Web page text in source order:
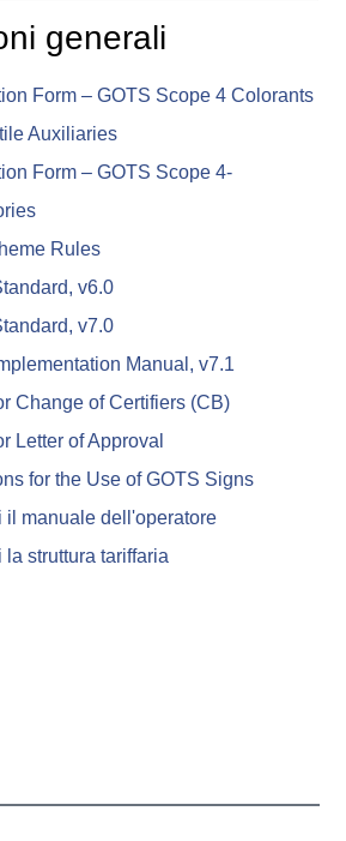
generali
Form – GOTS Scope 4 Colorants
Auxiliaries
Form – GOTS Scope 4-
Rules
v6.0
v7.0
Manual, v7.1
Change of Certifiers (CB)
Letter of Approval
for the Use of GOTS Signs
il manuale dell'operatore
la struttura tariffaria